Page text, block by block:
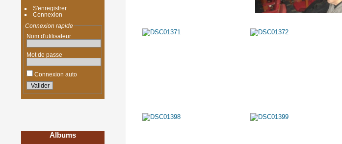
S'enregistrer
Connexion
Connexion rapide
Nom d'utilisateur
Mot de passe
Connexion auto
Albums